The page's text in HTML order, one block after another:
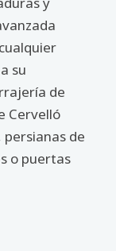
su
de
Cervelló
de
o puertas